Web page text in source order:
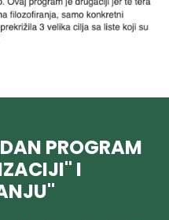
PROGRAM
I